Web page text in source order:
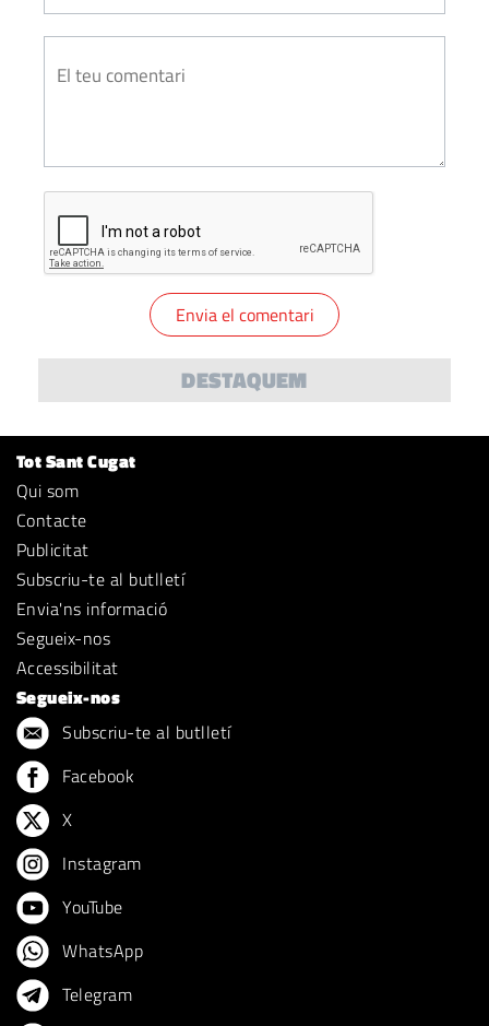
DESTAQUEM
Tot Sant Cugat
Qui som
Contacte
Publicitat
Subscriu-te al butlletí
Envia'ns informació
Segueix-nos
Accessibilitat
Segueix-nos
Subscriu-te al butlletí
Facebook
X
Instagram
YouTube
WhatsApp
Telegram